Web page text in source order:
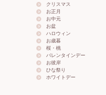
クリスマス
お正月
お中元
お盆
ハロウィン
お歳暮
桜・桃
バレンタインデー
お彼岸
ひな祭り
ホワイトデー